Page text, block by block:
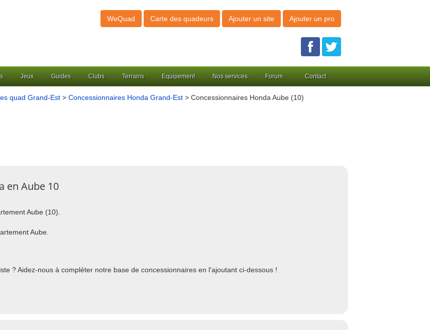
WeQuad Carte des quadeurs Ajouter un site Ajouter un pro
Jeux Guides Clubs Terrains Equipement Nos services Forum Contact
quad Grand-Est > Concessionnaires Honda Grand-Est > Concessionnaires Honda Aube (10)
en Aube 10
Aube (10).
Aube.
? Aidez-nous à compléter notre base de concessionnaires en l'ajoutant ci-dessous !